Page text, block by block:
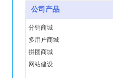
公司产品
分销商城
多用户商城
拼团商城
网站建设